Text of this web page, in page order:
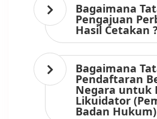
Bagaimana
Pengajuan
Hasil Cetakan ?
Bagaimana
Pendaftaran
Negara untuk
Likuidator
Badan Hukum)